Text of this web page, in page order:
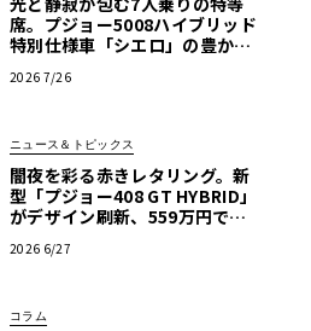
席。プジョー5008ハイブリッド
特別仕様車「シエロ」の豊かな
2026 7/26
ニュース＆トピックス
闇夜を彩る赤きレタリング。新
型「プジョー408 GT HYBRID」
がデザイン刷新、559万円で発
2026 6/27
コラム